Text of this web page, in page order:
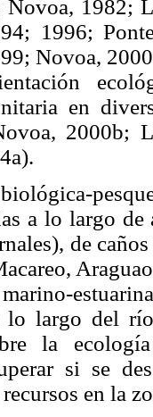
Novoa, 1982;
1996;
Novoa,
en
2000b;
a lo largo
de
largo del
la
si se
en la